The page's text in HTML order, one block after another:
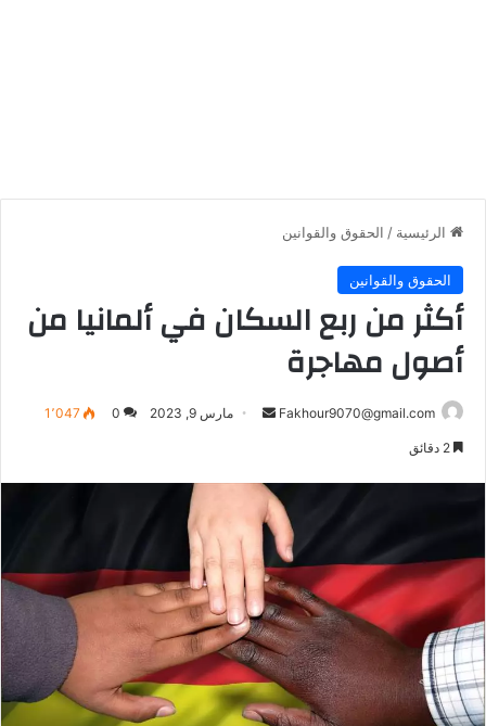
الرئيسية / الحقوق والقوانين
الحقوق والقوانين
أكثر من ربع السكان في ألمانيا من
أصول مهاجرة
Fakhour9070@gmail.com
أرسل مارس 9, 2023 0 1٬047